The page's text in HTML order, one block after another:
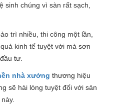
sinh chúng vì sàn rất sạch,
trì nhiều, thi công một lần,
kinh tế tuyệt vời mà sơn
tư.
nhà xưởng thương hiệu
sẽ hài lòng tuyệt đối với sản